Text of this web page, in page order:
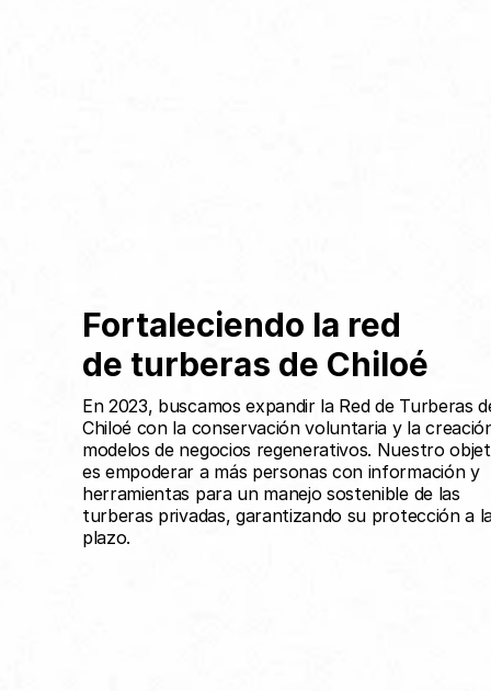
Fortaleciendo la red
En 2023, buscamos expandir la Red de Turberas
Chiloé con la conservación voluntaria y la
modelos de negocios regenerativos. Nuestro
es empoderar a más personas con información y
herramientas para un manejo sostenible de las
turberas privadas, garantizando su protección a
plazo.